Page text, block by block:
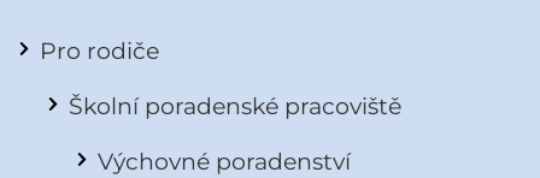
Pro rodiče
Školní poradenské pracoviště
Výchovné poradenství